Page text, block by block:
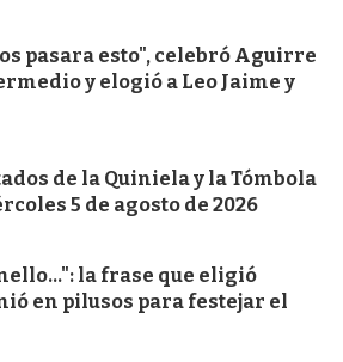
pasara esto", celebró Aguirre
y elogió a Leo Jaime y
de la Quiniela y la Tómbola
5 de agosto de 2026
la frase que eligió
en pilusos para festejar el